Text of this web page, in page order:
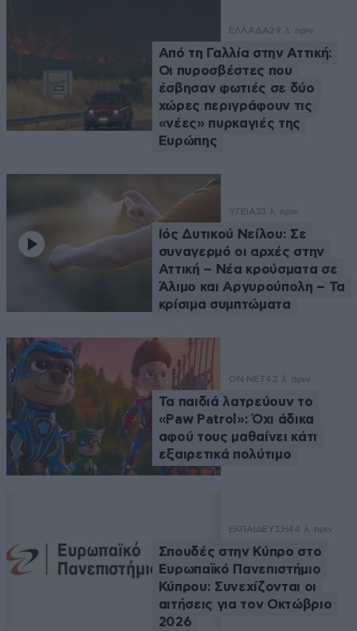
ΕΛΛΑΔΑ29 λ. πριν
Από τη Γαλλία στην Αττική:
Οι πυροσβέστες που
έσβησαν φωτιές σε δύο
χώρες περιγράφουν τις
«νέες» πυρκαγιές της
Ευρώπης
ΥΓΕΙΑ33 λ. πριν
Ιός Δυτικού Νείλου: Σε
συναγερμό οι αρχές στην
Αττική – Νέα κρούσματα σε
Άλιμο και Αργυρούπολη – Τα
κρίσιμα συμπτώματα
ON NET42 λ. πριν
Τα παιδιά λατρεύουν το
«Paw Patrol»: Όχι άδικα
αφού τους μαθαίνει κάτι
εξαιρετικά πολύτιμο
ΕΚΠΑΙΔΕΥΣΗ44 λ. πριν
Σπουδές στην Κύπρο στο
Ευρωπαϊκό Πανεπιστήμιο
Κύπρου: Συνεχίζονται οι
αιτήσεις για τον Οκτώβριο
2026